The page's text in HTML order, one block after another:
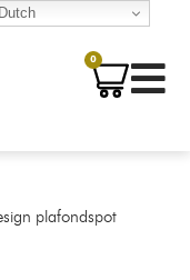
0
plafondspot
Dutch